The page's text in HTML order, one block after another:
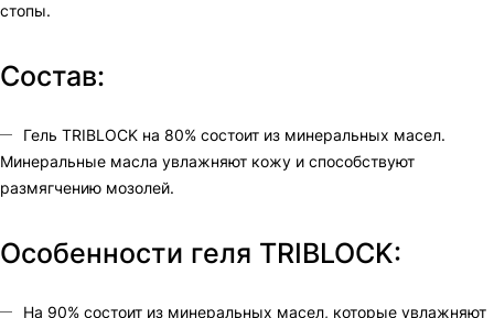
стопы.
Состав:
Гель TRIBLOCK на 80% состоит из минеральных масел.
Минеральные масла увлажняют кожу и способствуют
размягчению мозолей.
Особенности геля TRIBLOCK:
На 90% состоит из минеральных масел, которые увлажняют